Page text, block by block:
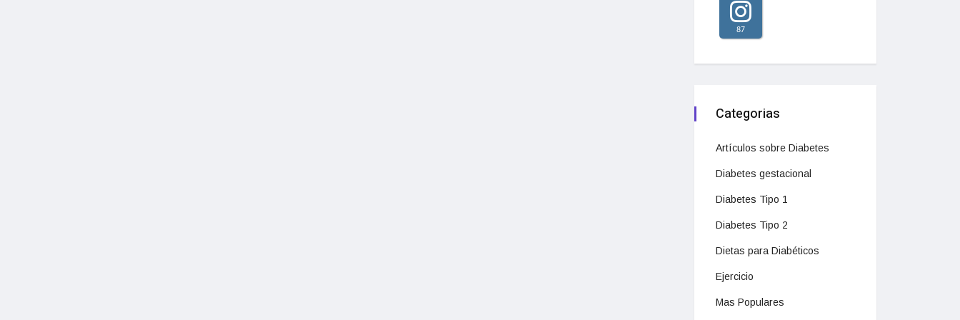
87
Categorias
Artículos sobre Diabetes
Diabetes gestacional
Diabetes Tipo 1
Diabetes Tipo 2
Dietas para Diabéticos
Ejercicio
Mas Populares